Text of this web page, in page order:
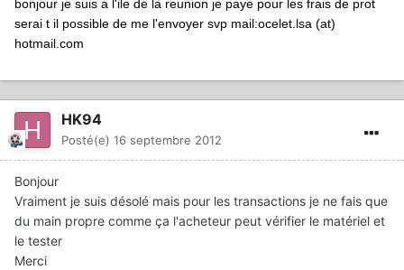
bonjour je suis a l'ile de la reunion je paye pour les frais de prot
serai t il possible de me l'envoyer svp mail:ocelet.lsa (at)
hotmail.com
HK94
Posté(e) 16 septembre 2012
Bonjour
Vraiment je suis désolé mais pour les transactions je ne fais que
du main propre comme ça l'acheteur peut vérifier le matériel et
le tester
Merci